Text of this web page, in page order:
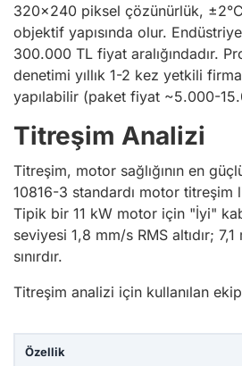
320×240 piksel çözünürlük,
objektif yapısında olur.
300.000 TL fiyat aralığındadır.
denetimi yıllık 1-2 kez yetkili
yapılabilir (paket fiyat ~5.000-
Titreşim Analizi
Titreşim, motor sağlığının en
10816-3 standardı motor titreşim
Tipik bir 11 kW motor için "İyi"
seviyesi 1,8 mm/s RMS altıdır;
sınırdır.
Titreşim analizi için kullanılan
Özellik